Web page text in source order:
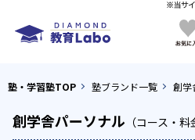
塾・学習塾TOP 塾ブランド一覧 創学
創学舎パーソナル （コース・料